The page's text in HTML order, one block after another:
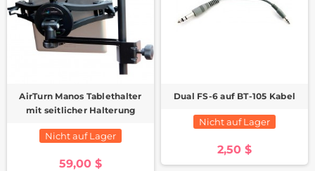
AirTurn Manos Tablethalter
mit seitlicher Halterung
Nicht auf Lager
59,00 $
Dual FS-6 auf BT-105 Kabel
Nicht auf Lager
2,50 $